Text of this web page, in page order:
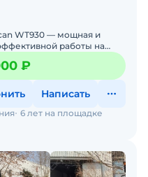
WT930 — мощная и
работы на
хозяйстве.
₽
Написать
6 лет на площадке